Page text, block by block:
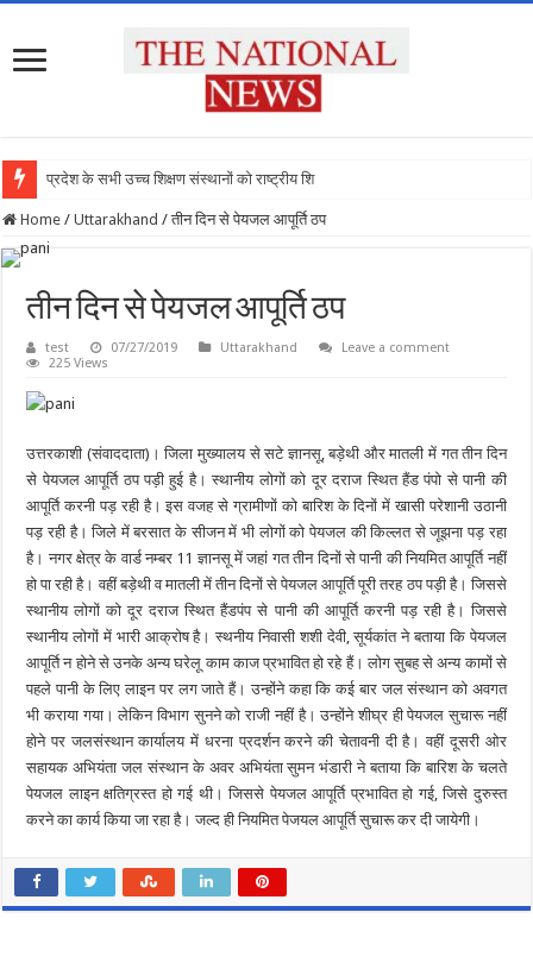
प्रदेश के सभी उच्च शिक्षण संस्थानों को राष्ट्रीय शिक्षा
Home / Uttarakhand / तीन दिन से पेयजल आपूर्ति ठप
तीन दिन से पेयजल आपूर्ति ठप
test 07/27/2019 Uttarakhand
Leave a comment
225 Views
उत्तरकाशी (संवाददाता)। जिला मुख्यालय से सटे ज्ञानसू, बड़ेथी और मातली में गत तीन दिन
से पेयजल आपूर्ति ठप पड़ी हुई है। स्थानीय लोगों को दूर दराज स्थित हैंड पंपो से पानी की
आपूर्ति करनी पड़ रही है। इस वजह से ग्रामीणों को बारिश के दिनों में खासी परेशानी उठानी
पड़ रही है। जिले में बरसात के सीजन में भी लोगों को पेयजल की किल्लत से जूझना पड़ रहा
है। नगर क्षेत्र के वार्ड नम्बर 11 ज्ञानसू में जहां गत तीन दिनों से पानी की नियमित आपूर्ति नहीं
हो पा रही है। वहीं बड़ेथी व मातली में तीन दिनों से पेयजल आपूर्ति पूरी तरह ठप पड़ी है। जिससे
स्थानीय लोगों को दूर दराज स्थित हैंडपंप से पानी की आपूर्ति करनी पड़ रही है। जिससे
स्थानीय लोगों में भारी आक्रोष है। स्थनीय निवासी शशी देवी, सूर्यकांत ने बताया कि पेयजल
आपूर्ति न होने से उनके अन्य घरेलू काम काज प्रभावित हो रहे हैं। लोग सुबह से अन्य कामों से
पहले पानी के लिए लाइन पर लग जाते हैं। उन्होंने कहा कि कई बार जल संस्थान को अवगत
भी कराया गया। लेकिन विभाग सुनने को राजी नहीं है। उन्होंने शीघ्र ही पेयजल सुचारू नहीं
होने पर जलसंस्थान कार्यालय में धरना प्रदर्शन करने की चेतावनी दी है। वहीं दूसरी ओर
सहायक अभियंता जल संस्थान के अवर अभियंता सुमन भंडारी ने बताया कि बारिश के चलते
पेयजल लाइन क्षतिग्रस्त हो गई थी। जिससे पेयजल आपूर्ति प्रभावित हो गई, जिसे दुरुस्त
करने का कार्य किया जा रहा है। जल्द ही नियमित पेजयल आपूर्ति सुचारू कर दी जायेगी।